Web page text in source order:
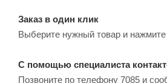
Заказ в один клик
Выберите нужный товар и нажмите
С помощью специалиста
Позвоните по телефону 7085 и